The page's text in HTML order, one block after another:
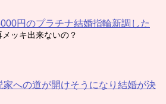
円のプラチナ結婚指輪新調した
ッキ出来ないの？
家への道が開けそうになり結婚が決